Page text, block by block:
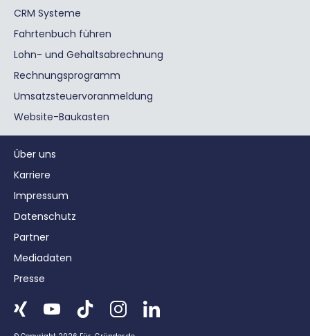
CRM Systeme
Fahrtenbuch führen
Lohn- und Gehaltsabrechnung
Rechnungsprogramm
Umsatzsteuervoranmeldung
Website-Baukasten
Über uns
Karriere
Impressum
Datenschutz
Partner
Mediadaten
Presse